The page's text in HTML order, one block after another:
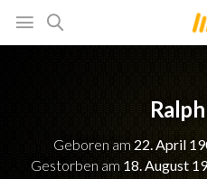
Geboren am 22. April
Gestorben am 18. August